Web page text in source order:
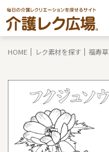
HOME レク素材を探す 福寿草